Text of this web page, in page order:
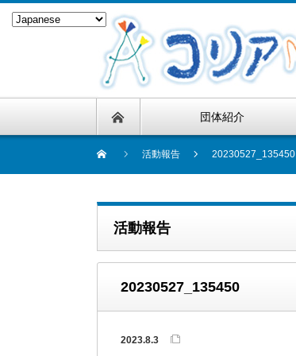
団体紹介
活動報告 20230527_135450
活動報告
20230527_135450
2023.8.3